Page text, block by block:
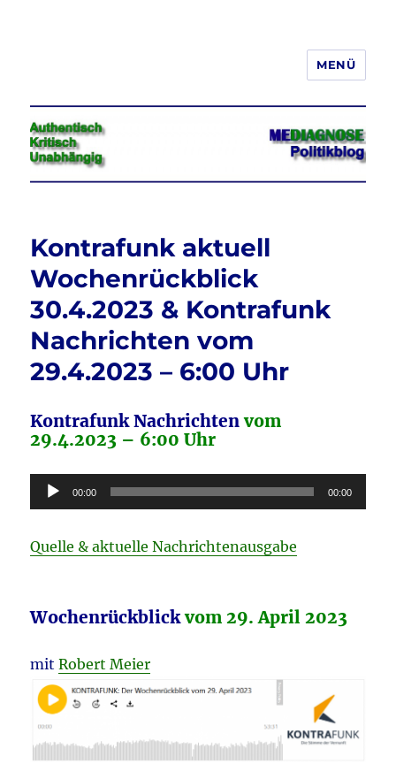
Jeder hat das Recht, seine
Meinung in Wort, Schrift und Bild
frei zu äußern und zu verbreiten
MENÜ
Kontrafunk aktuell
Wochenrückblick
30.4.2023 & Kontrafunk
Nachrichten vom
29.4.2023 – 6:00 Uhr
Kontrafunk Nachrichtenvom
29.4.2023 – 6:00 Uhr
Audio-
Player
00:00 00:00
Quelle & aktuelle Nachrichtenausgabe
Wochenrückblickvom 29. April 2023
mitRobert Meier